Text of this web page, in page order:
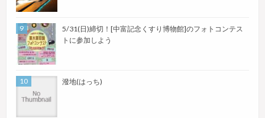
5/31(日)締切！[中富記念くすり博物館]のフォトコンテス
トに参加しよう
潑地(はっち)